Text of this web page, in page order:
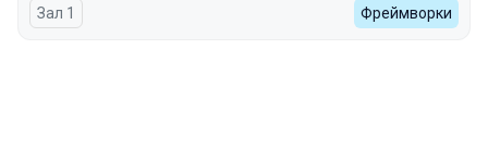
Зал 1 Фреймворки